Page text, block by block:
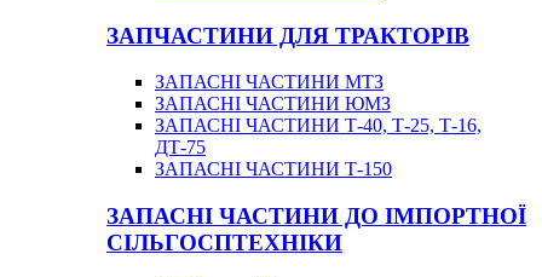
ЗАПЧАСТИНИ ДЛЯ ТРАКТОРІВ
ЗАПАСНІ ЧАСТИНИ МТЗ
ЗАПАСНІ ЧАСТИНИ ЮМЗ
ЗАПАСНІ ЧАСТИНИ Т-40, Т-25, Т-16,
ДТ-75
ЗАПАСНІ ЧАСТИНИ Т-150
ЗАПАСНІ ЧАСТИНИ ДО ІМПОРТНОЇ
СІЛЬГОСПТЕХНІКИ